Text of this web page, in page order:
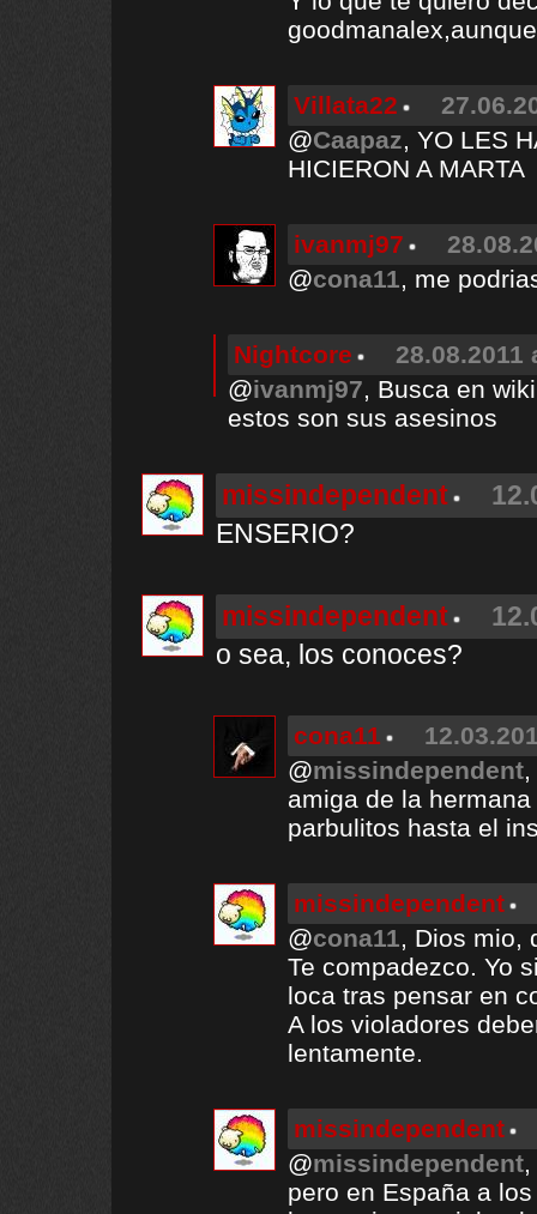
Villata22
@Caapaz, YO LES
HICIERON A MARTA
ivanmj97
@cona11, me
Nightcore
28.08.2011
@ivanmj97, Busca en
estos son sus asesinos
missindependent
ENSERIO?
missindependent
o sea, los conoces?
cona11
@missindependent
amiga de la
parbulitos hasta el
missindependent
@cona11, Dios mio,
Te compadezco. Yo
loca tras pensar en
A los violadores
lentamente.
missindependent
@missindependent
pero en España a